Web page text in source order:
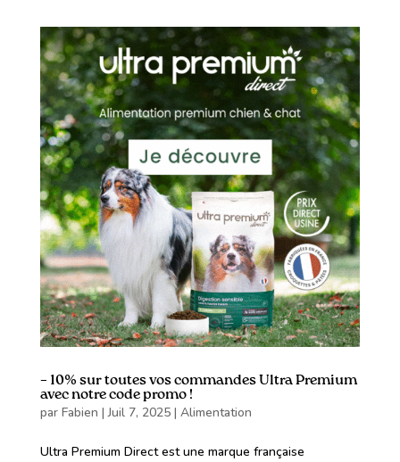
– 10% sur toutes vos commandes Ultra Premium
avec notre code promo !
par Fabien |Juil 7, 2025| Alimentation
Ultra Premium Direct est une marque française